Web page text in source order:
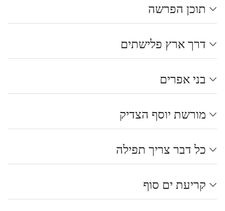
תוכן הפרשה
דרך ארץ פלישתים
בני אפרים
מורשת יוסף הצדיק
כל דבר צריך תפילה
קריעת ים סוף